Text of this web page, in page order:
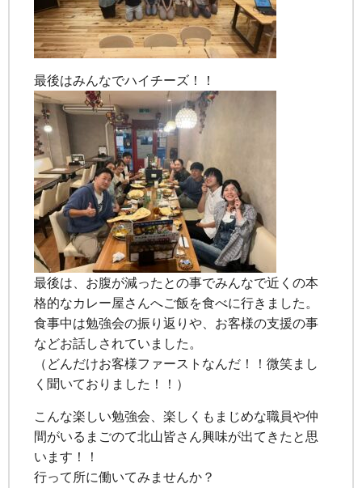
最後はみんなでハイチーズ！！
最後は、お腹が減ったとの事でみんなで近くの本
格的なカレー屋さんへご飯を食べに行きました。
食事中は勉強会の振り返りや、お客様の支援の事
などお話しされていました。
（どんだけお客様ファーストなんだ！！微笑まし
く聞いておりました！！）
こんな楽しい勉強会、楽しくもまじめな職員や仲
間がいるまごのて北山皆さん興味が出てきたと思
います！！
行って所に働いてみませんか？